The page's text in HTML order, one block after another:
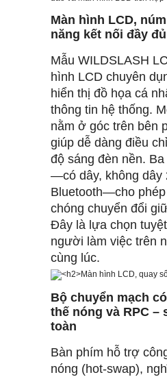
Màn hình LCD,
năng kết nối đầy đủ
Mẫu WILDSLASH
hình LCD chuyên
hiển thị đồ họa cá
thông tin hệ thống.
nằm ở góc trên bên
giúp dễ dàng điều
độ sáng đèn nền.
—có dây, không dây
Bluetooth—cho
chóng chuyển đổi
Đây là lựa chọn
người làm việc trên
cùng lúc.
Bộ chuyển mạch
thế nóng và RPC –
toàn
Bàn phím hỗ trợ
nóng (hot-swap),